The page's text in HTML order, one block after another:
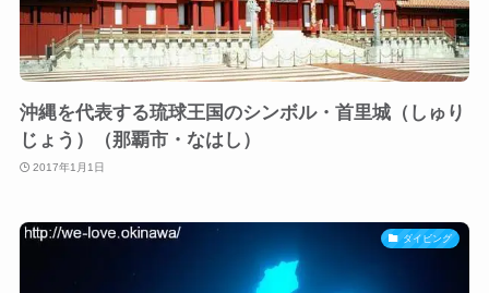
沖縄を代表する琉球王国のシンボル・首里城（しゅり
じょう）（那覇市・なはし）
2017年1月1日
ダイビング